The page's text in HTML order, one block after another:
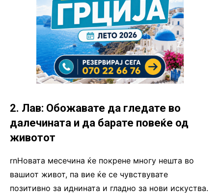
2. Лав: Обожавате да гледате во
далечината и да барате повеќе од
животот
rnНовата месечина ќе покрене многу нешта во
вашиот живот, па вие ќе се чувствувате
позитивно за иднината и гладно за нови искуства.